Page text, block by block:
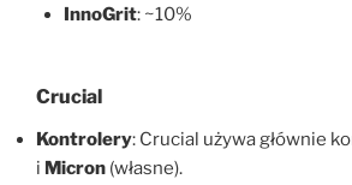
InnoGrit: ~10%
Crucial
Kontrolery: Crucial używa głównie
i Micron (własne).